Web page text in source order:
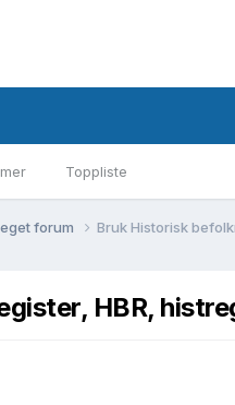
Toppliste
forum Bruk Historisk
HBR,